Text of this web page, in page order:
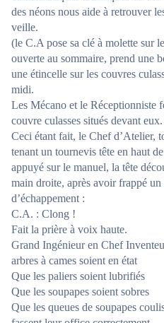
des néons nous aide à retrouver
veille.
(le C.A pose sa clé à molette sur
ouverte au sommaire, prend une
une étincelle sur les couvres
midi.
Les Mécano et le Réceptionniste
couvre culasses situés devant eux.
Ceci étant fait, le Chef d’Atelier,
tenant un tournevis tête en haut
appuyé sur le manuel, la tête
main droite, après avoir frappé
d’échappement :
C.A. : Clong !
Fait la prière à voix haute.
Grand Ingénieur en Chef
arbres à cames soient en état
Que les paliers soient lubrifiés
Que les soupapes soient sobres
Que les queues de soupapes